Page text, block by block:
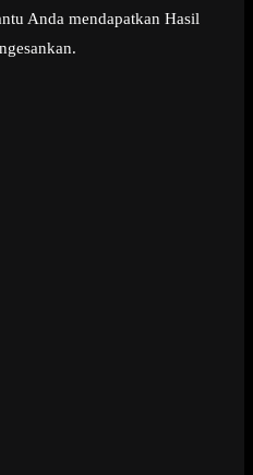
Anda mendapatkan Hasil